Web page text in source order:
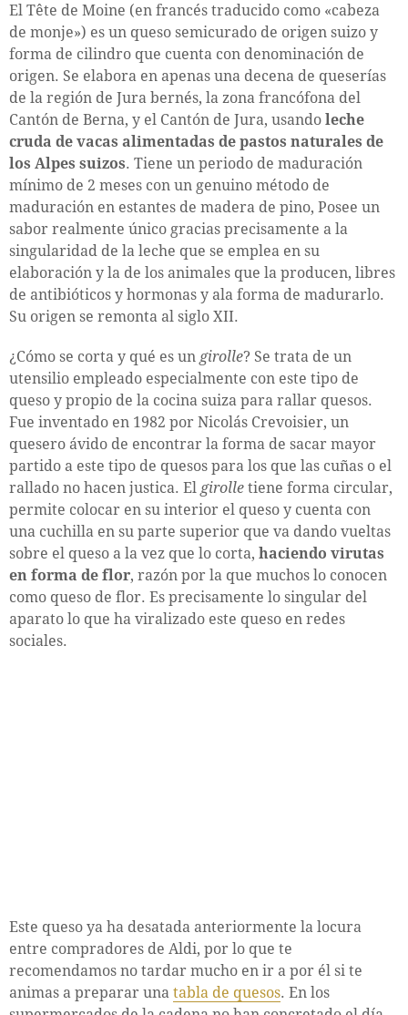
El Tête de Moine (en francés traducido como «cabeza
de monje») es un queso semicurado de origen suizo y
forma de cilindro que cuenta con denominación de
origen. Se elabora en apenas una decena de queserías
de la región de Jura bernés, la zona francófona del
Cantón de Berna, y el Cantón de Jura, usando leche
cruda de vacas alimentadas de pastos naturales de
los Alpes suizos. Tiene un periodo de maduración
mínimo de 2 meses con un genuino método de
maduración en estantes de madera de pino, Posee un
sabor realmente único gracias precisamente a la
singularidad de la leche que se emplea en su
elaboración y la de los animales que la producen, libres
de antibióticos y hormonas y ala forma de madurarlo.
Su origen se remonta al siglo XII.
¿Cómo se corta y qué es un girolle? Se trata de un
utensilio empleado especialmente con este tipo de
queso y propio de la cocina suiza para rallar quesos.
Fue inventado en 1982 por Nicolás Crevoisier, un
quesero ávido de encontrar la forma de sacar mayor
partido a este tipo de quesos para los que las cuñas o el
rallado no hacen justica. El girolle tiene forma circular,
permite colocar en su interior el queso y cuenta con
una cuchilla en su parte superior que va dando vueltas
sobre el queso a la vez que lo corta, haciendo virutas
en forma de flor, razón por la que muchos lo conocen
como queso de flor. Es precisamente lo singular del
aparato lo que ha viralizado este queso en redes
sociales.
Este queso ya ha desatada anteriormente la locura
entre compradores de Aldi, por lo que te
recomendamos no tardar mucho en ir a por él si te
animas a preparar una tabla de quesos. En los